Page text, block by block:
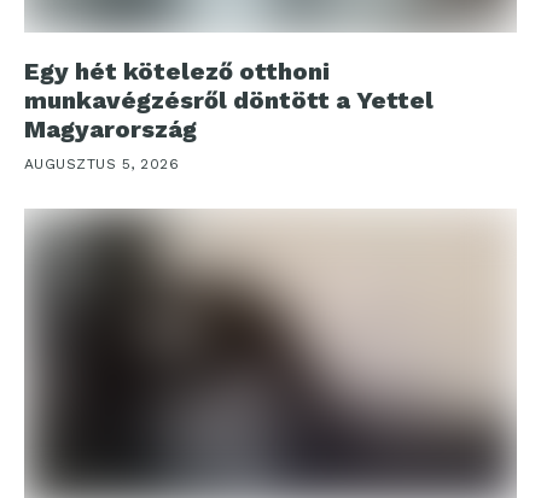
Egy hét kötelező otthoni
munkavégzésről döntött a Yettel
Magyarország
AUGUSZTUS 5, 2026